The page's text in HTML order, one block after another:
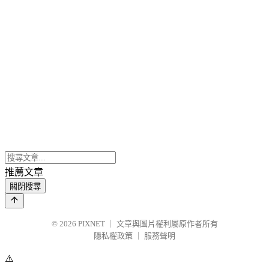
推薦文章
關閉搜尋
© 2026 PIXNET
文章與圖片權利屬原作者所有
隱私權政策
服務聲明
⚠️